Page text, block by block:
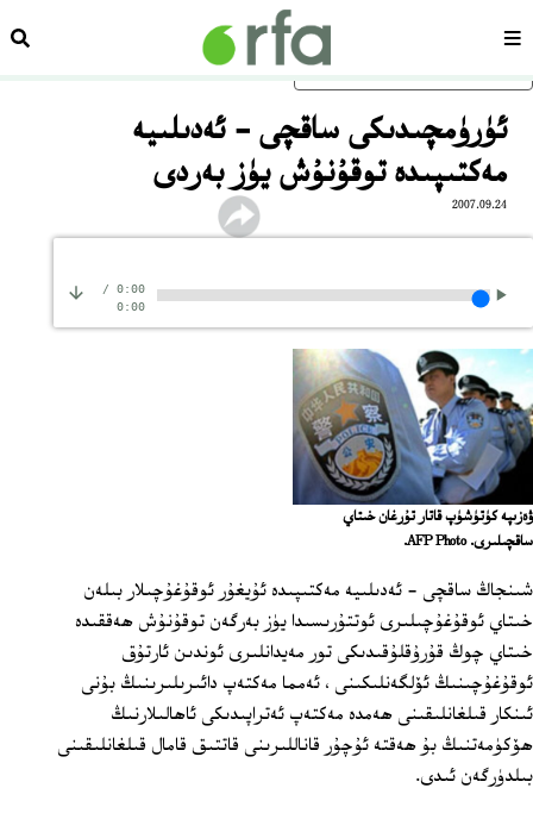
ئاساسلىق مەزمۇنغا ئاتلاڭسەھىپە
ئۈرۈمچىدىكى ساقچى - ئەدىلىيە
مەكتىپىدە توقۇنۇش يۈز بەردى
2007.09.24
0:00
/
0:00
ۋەزىپە كۈتۈشۈپ قاتار تۇرغان خىتاي
ساقچىلىرى. AFP Photo.
شىنجاڭ ساقچى ‏- ئەدىلىيە مەكتىپىدە ئۇيغۇر ئوقۇغۇچىلار بىلەن
خىتاي ئوقۇغۇچىلىرى ئوتتۇرىسىدا يۈز بەرگەن توقۇنۇش ھەققىدە
خىتاي چوڭ قۇرۇقلۇقىدىكى تور مەيدانلىرى ئوندىن ئارتۇق
ئوقۇغۇچىنىڭ ئۆلگەنلىكىنى ، ئەمما مەكتەپ دائىرىلىرىنىڭ بۇنى
ئىنكار قىلغانلىقىنى ھەمدە مەكتەپ ئەتراپىدىكى ئاھالىلارنىڭ
ھۆكۈمەتنىڭ بۇ ھەقتە ئۇچۇر قاناللىرىنى قاتتىق قامال قىلغانلىقىنى
بىلدۈرگەن ئىدى.